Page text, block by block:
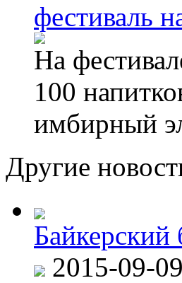
фестиваль
На
100
имбирный
Другие
Байкерский
2015-09-